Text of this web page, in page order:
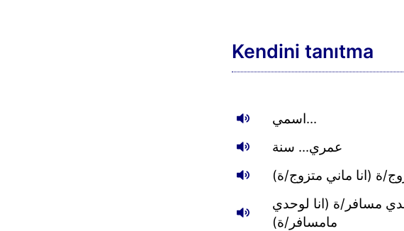
Kendini tanıtma
اسمي...
عمري... سنة
ة (انا ماني متزوج/ة)
مسافر/ة (انا لوحدي
مامسافر/ة)